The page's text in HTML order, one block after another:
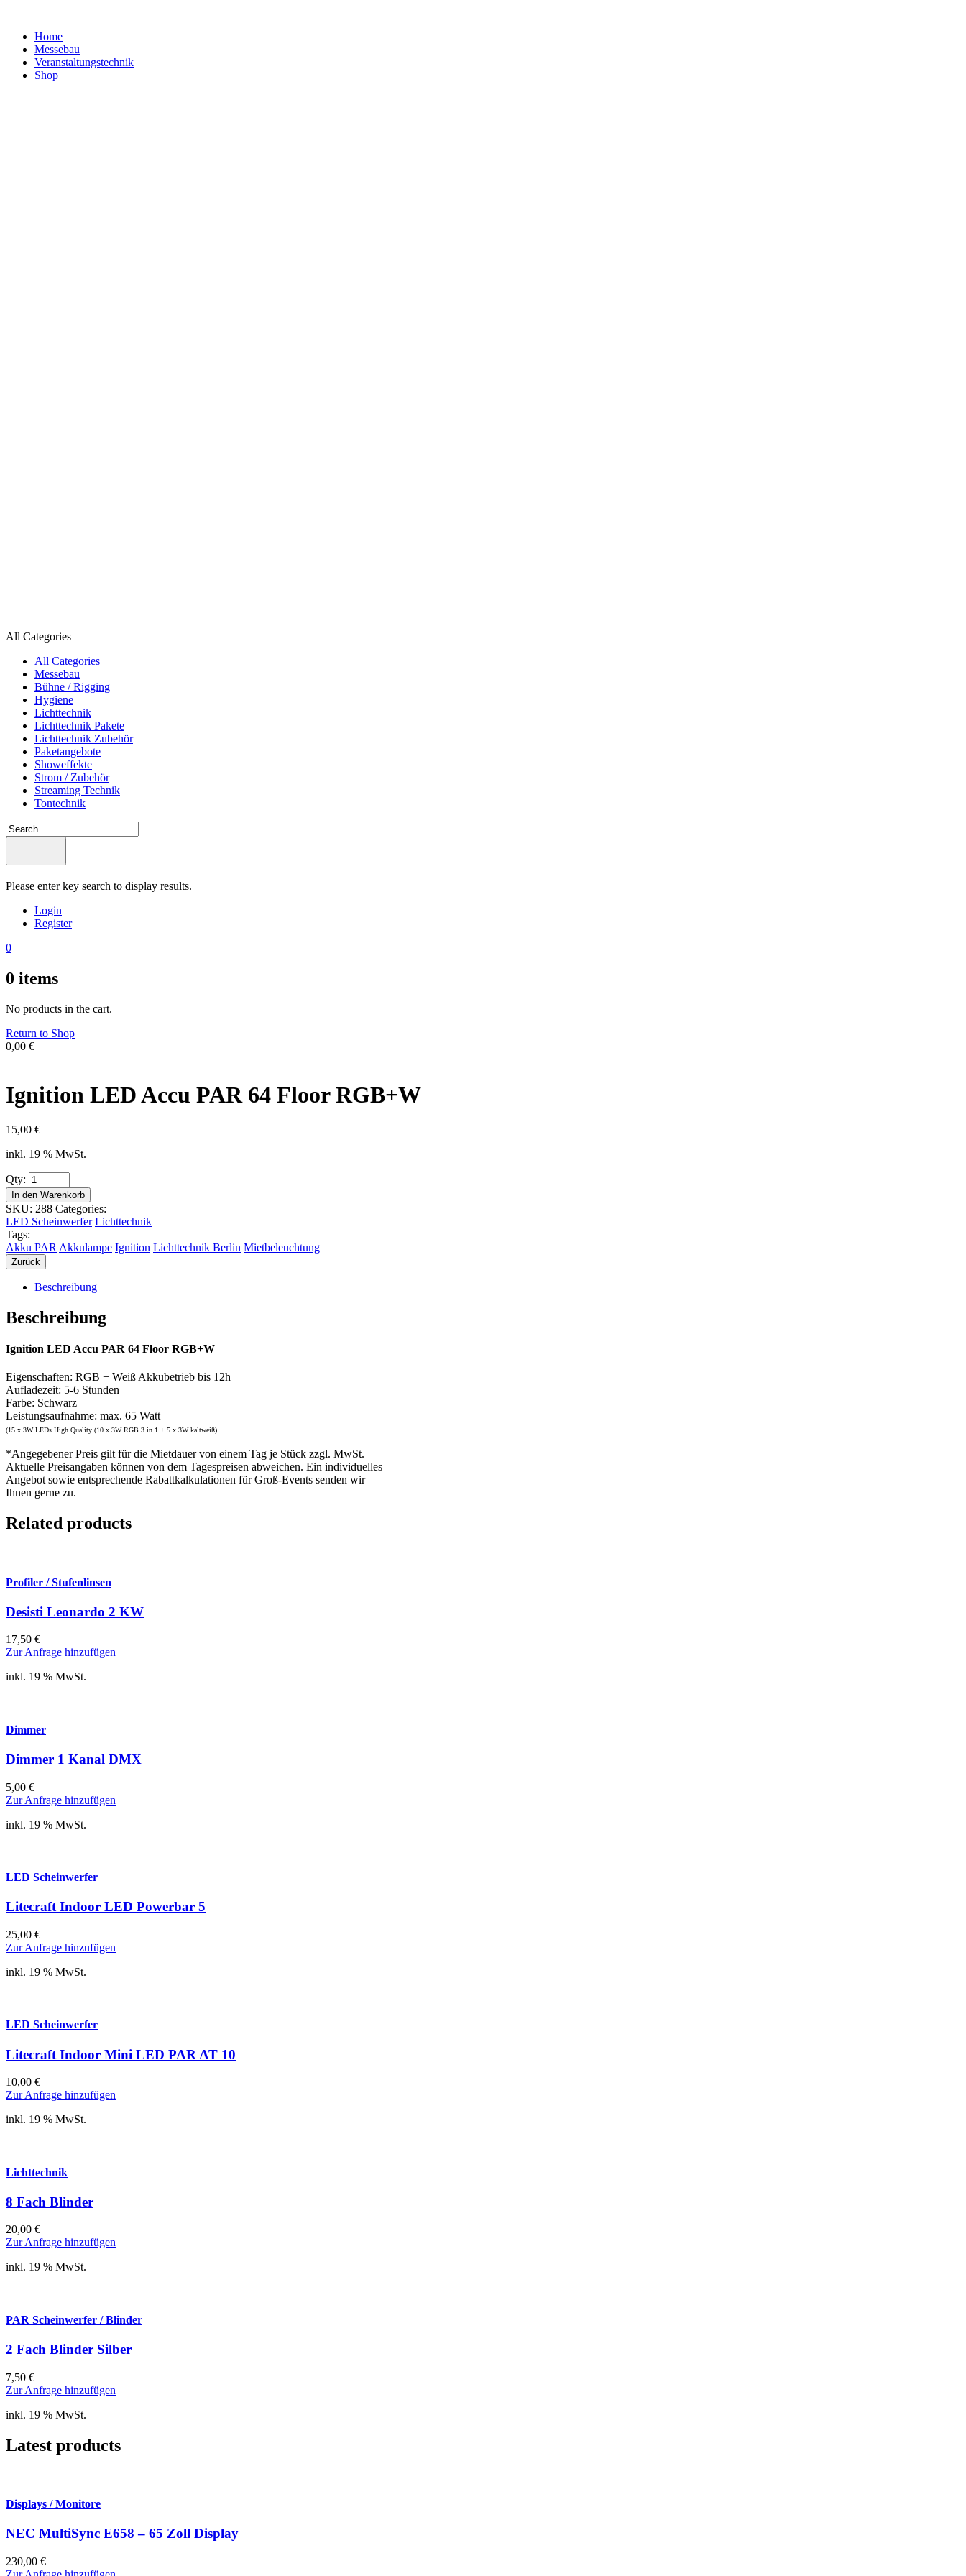
Home
Messebau
Veranstaltungs­technik
Shop
All Categories
All Categories
Messebau
Bühne / Rigging
Hygiene
Lichttechnik
Lichttechnik Pakete
Lichttechnik Zubehör
Paketangebote
Showeffekte
Strom / Zubehör
Streaming Technik
Tontechnik
Please enter key search to display results.
Login
Register
0
0 items
No products in the cart.
Return to Shop
0,00 €
Ignition LED Accu PAR 64 Floor RGB+W
15,00 €
inkl. 19 % MwSt.
Qty:
In den Warenkorb
SKU: 288 Categories:
LED Scheinwerfer Lichttechnik
Tags:
Akku PAR Akkulampe Ignition Lichttechnik Berlin Mietbeleuchtung
Zurück
Beschreibung
Beschreibung
Ignition LED Accu PAR 64 Floor RGB+W
Eigenschaften: RGB + Weiß Akkubetrieb bis 12h
Aufladezeit: 5-6 Stunden
Farbe: Schwarz
Leistungsaufnahme: max. 65 Watt
(15 x 3W LEDs High Quality (10 x 3W RGB 3 in 1 + 5 x 3W kaltweiß)
*Angegebener Preis gilt für die Mietdauer von einem Tag je Stück zzgl. MwSt.
Aktuelle Preisangaben können von dem Tagespreisen abweichen. Ein individuelles
Angebot sowie entsprechende Rabattkalkulationen für Groß-Events senden wir
Ihnen gerne zu.
Related products
Profiler / Stufenlinsen
Desisti Leonardo 2 KW
17,50 €
Zur Anfrage hinzufügen
inkl. 19 % MwSt.
Dimmer
Dimmer 1 Kanal DMX
5,00 €
Zur Anfrage hinzufügen
inkl. 19 % MwSt.
LED Scheinwerfer
Litecraft Indoor LED Powerbar 5
25,00 €
Zur Anfrage hinzufügen
inkl. 19 % MwSt.
LED Scheinwerfer
Litecraft Indoor Mini LED PAR AT 10
10,00 €
Zur Anfrage hinzufügen
inkl. 19 % MwSt.
Lichttechnik
8 Fach Blinder
20,00 €
Zur Anfrage hinzufügen
inkl. 19 % MwSt.
PAR Scheinwerfer / Blinder
2 Fach Blinder Silber
7,50 €
Zur Anfrage hinzufügen
inkl. 19 % MwSt.
Latest products
Displays / Monitore
NEC MultiSync E658 – 65 Zoll Display
230,00 €